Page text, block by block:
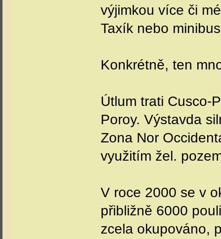
výjimkou více či
Taxík nebo
Konkrétně, ten
Útlum trati Cusco-
Poroy. Výstavda
Zona Nor
využitím žel.
V roce 2000 se v
přibližně 6000
zcela okupováno,